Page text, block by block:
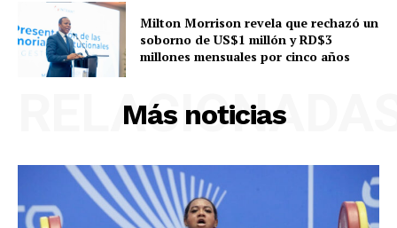
Milton Morrison revela que rechazó un
soborno de US$1 millón y RD$3
millones mensuales por cinco años
Más noticias